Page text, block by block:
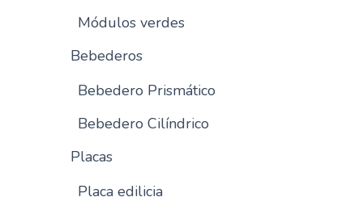
Módulos verdes
Bebederos
Bebedero Prismático
Bebedero Cilíndrico
Placas
Placa edilicia